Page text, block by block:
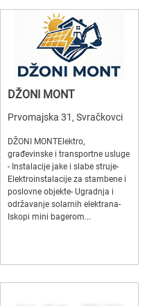
DŽONI MONT
Prvomajska 31, Svračkovci
DŽONI MONTElektro,
građevinske i transportne usluge
- Instalacije jake i slabe struje-
Elektroinstalacije za stambene i
poslovne objekte- Ugradnja i
održavanje solarnih elektrana-
Iskopi mini bagerom...